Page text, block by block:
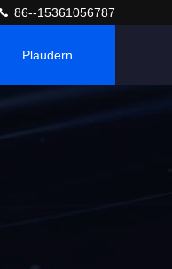
86--15361056787
Plaudern